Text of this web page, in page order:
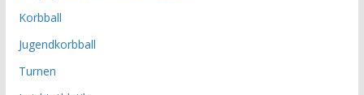
Korbball
Jugendkorbball
Turnen